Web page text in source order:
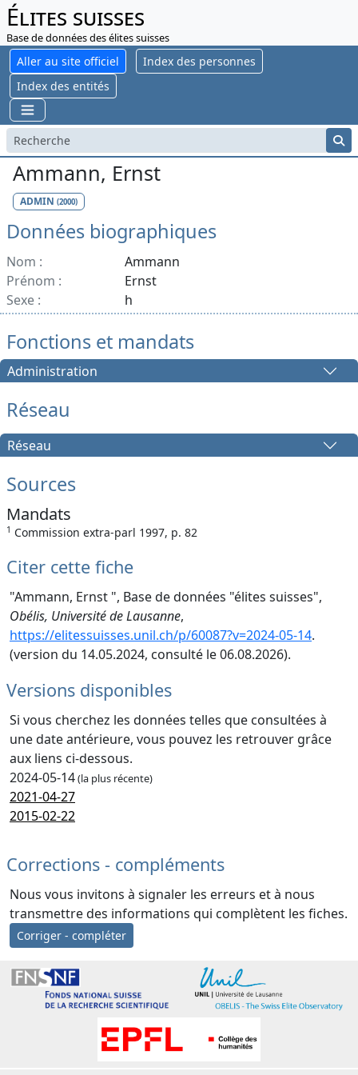
Élites suisses
Base de données des élites suisses
Aller au site officiel
Index des personnes
Index des entités
Ammann, Ernst
ADMIN (2000)
Données biographiques
Nom :
Ammann
Prénom :
Ernst
Sexe :
h
Fonctions et mandats
Administration
Réseau
Réseau
Sources
Mandats
1 Commission extra-parl 1997, p. 82
Citer cette fiche
"Ammann, Ernst ", Base de données "élites suisses",
Obélis, Université de Lausanne,
https://elitessuisses.unil.ch/p/60087?v=2024-05-14.
(version du 14.05.2024, consulté le 06.08.2026).
Versions disponibles
Si vous cherchez les données telles que consultées à
une date antérieure, vous pouvez les retrouver grâce
aux liens ci-dessous.
2024-05-14(la plus récente)
2021-04-27
2015-02-22
Corrections - compléments
Nous vous invitons à signaler les erreurs et à nous
transmettre des informations qui complètent les fiches.
Corriger - compléter